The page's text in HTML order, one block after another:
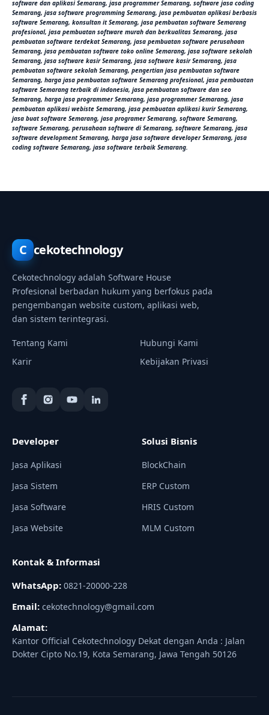
software dan aplikasi Semarang, jasa programmer Semarang, software jasa coding
Semarang, jasa software programming Semarang, jasa pembuatan aplikasi berbasis
software Semarang, konsultan it Semarang, jasa pembuatan software Semarang
profesional, jasa pembuatan software murah dan berkualitas Semarang, jasa
pembuatan software terdekat Semarang, jasa pembuatan software perusahaan
Semarang, jasa pembuatan software toko online Semarang, jasa software sekolah
Semarang, jasa software kasir Semarang, jasa software kasir Semarang, jasa
pembuatan software sekolah Semarang, pengertian jasa pembuatan software
Semarang, harga jasa pembuatan software Semarang profesional, jasa pembuatan
software Semarang terbaik di indonesia, jasa pembuatan software dan seo
Semarang, harga jasa programmer Semarang, jasa programmer Semarang, jasa
pembuatan aplikasi webiste Semarang, jasa pembuatan aplikasi kurir Semarang,
jasa buat software Semarang, jasa programer Semarang, software Semarang,
software Semarang, perusahaan software di Semarang, software Semarang, jasa
software development Semarang, harga jasa software developer Semarang, jasa
coding software Semarang, jasa software terbaik Semarang.
C cekotechnology
Cekotechnology adalah Software House
Profesional berbadan hukum yang berfokus pada
pengembangan website custom, aplikasi web,
dan sistem terintegrasi.
Tentang Kami
Hubungi Kami
Karir
Kebijakan Privasi
Developer
Jasa Aplikasi
Jasa Sistem
Jasa Software
Jasa Website
Solusi Bisnis
BlockChain
ERP Custom
HRIS Custom
MLM Custom
Kontak & Informasi
WhatsApp: 0821-20000-228
Email: cekotechnology@gmail.com
Alamat:
Kantor Official Cekotechnology Dekat dengan Anda : Jalan
Dokter Cipto No.19, Kota Semarang, Jawa Tengah 50126